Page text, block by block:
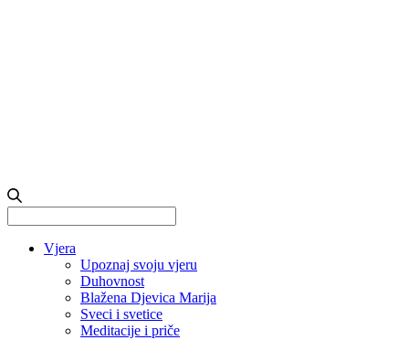
for:
Vjera
Upoznaj svoju vjeru
Duhovnost
Blažena Djevica Marija
Sveci i svetice
Meditacije i priče